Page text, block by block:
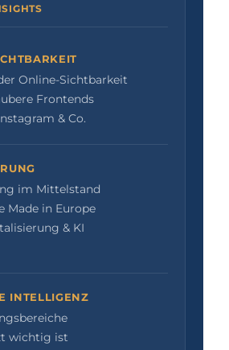
Online-Sichtbarkeit
Frontends
& Co.
im Mittelstand
Made in Europe
& KI
INTELLIGENZ
wichtig ist